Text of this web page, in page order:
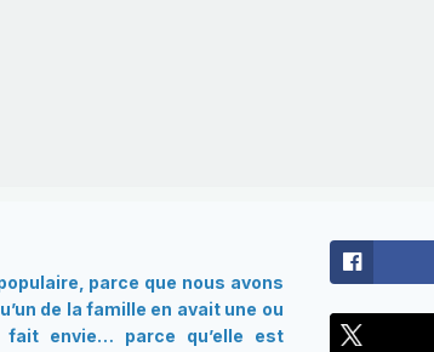
parce que nous avons
de la famille en avait une ou
fait envie… parce qu’elle est